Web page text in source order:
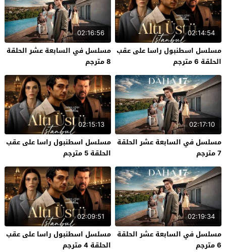
02:14:54
مسلسل اسطنبول راسا على عقب
الحلقة 6 مترجم
02:16:56
مسلسل في السابعة عشر الحلقة
8 مترجم
02:17:10
مسلسل في السابعة عشر الحلقة
7 مترجم
02:15:13
مسلسل اسطنبول راسا على عقب
الحلقة 5 مترجم
02:19:34
مسلسل في السابعة عشر الحلقة
6 مترجم
02:09:51
مسلسل اسطنبول راسا على عقب
الحلقة 4 مترجم